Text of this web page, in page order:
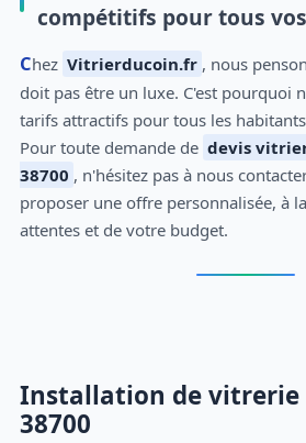
compétitifs pour tous
Chez Vitrierducoin.fr , nous
doit pas être un luxe. C'est pourquoi
tarifs attractifs pour tous les
Pour toute demande de devis
38700 , n'hésitez pas à nous
proposer une offre personnalisée, à
attentes et de votre budget.
Installation de vitrerie
38700